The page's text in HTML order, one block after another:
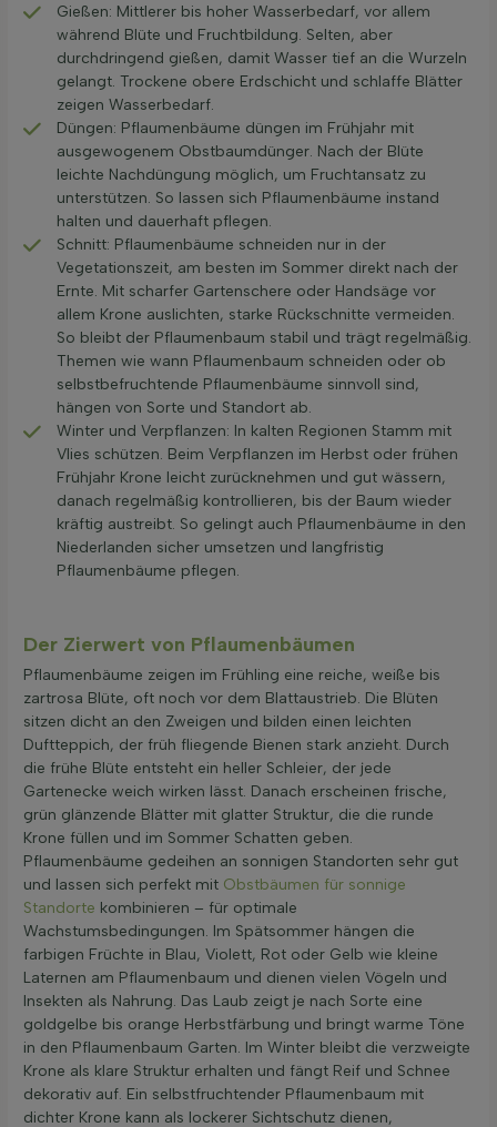
Gießen: Mittlerer bis hoher Wasserbedarf, vor allem
während Blüte und Fruchtbildung. Selten, aber
durchdringend gießen, damit Wasser tief an die Wurzeln
gelangt. Trockene obere Erdschicht und schlaffe Blätter
zeigen Wasserbedarf.
Düngen: Pflaumenbäume düngen im Frühjahr mit
ausgewogenem Obstbaumdünger. Nach der Blüte
leichte Nachdüngung möglich, um Fruchtansatz zu
unterstützen. So lassen sich Pflaumenbäume instand
halten und dauerhaft pflegen.
Schnitt: Pflaumenbäume schneiden nur in der
Vegetationszeit, am besten im Sommer direkt nach der
Ernte. Mit scharfer Gartenschere oder Handsäge vor
allem Krone auslichten, starke Rückschnitte vermeiden.
So bleibt der Pflaumenbaum stabil und trägt regelmäßig.
Themen wie wann Pflaumenbaum schneiden oder ob
selbstbefruchtende Pflaumenbäume sinnvoll sind,
hängen von Sorte und Standort ab.
Winter und Verpflanzen: In kalten Regionen Stamm mit
Vlies schützen. Beim Verpflanzen im Herbst oder frühen
Frühjahr Krone leicht zurücknehmen und gut wässern,
danach regelmäßig kontrollieren, bis der Baum wieder
kräftig austreibt. So gelingt auch Pflaumenbäume in den
Niederlanden sicher umsetzen und langfristig
Pflaumenbäume pflegen.
Der Zierwert von Pflaumenbäumen
Pflaumenbäume zeigen im Frühling eine reiche, weiße bis
zartrosa Blüte, oft noch vor dem Blattaustrieb. Die Blüten
sitzen dicht an den Zweigen und bilden einen leichten
Duftteppich, der früh fliegende Bienen stark anzieht. Durch
die frühe Blüte entsteht ein heller Schleier, der jede
Gartenecke weich wirken lässt. Danach erscheinen frische,
grün glänzende Blätter mit glatter Struktur, die die runde
Krone füllen und im Sommer Schatten geben.
Pflaumenbäume gedeihen an sonnigen Standorten sehr gut
und lassen sich perfekt mit Obstbäumen für sonnige
Standorte kombinieren – für optimale
Wachstumsbedingungen. Im Spätsommer hängen die
farbigen Früchte in Blau, Violett, Rot oder Gelb wie kleine
Laternen am Pflaumenbaum und dienen vielen Vögeln und
Insekten als Nahrung. Das Laub zeigt je nach Sorte eine
goldgelbe bis orange Herbstfärbung und bringt warme Töne
in den Pflaumenbaum Garten. Im Winter bleibt die verzweigte
Krone als klare Struktur erhalten und fängt Reif und Schnee
dekorativ auf. Ein selbstfruchtender Pflaumenbaum mit
dichter Krone kann als lockerer Sichtschutz dienen,